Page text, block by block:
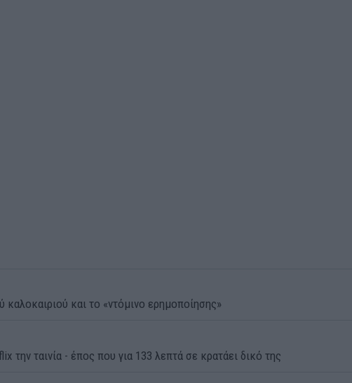
καλοκαιριού και το «ντόμινο ερημοποίησης»
την ταινία - έπος που για 133 λεπτά σε κρατάει δικό της